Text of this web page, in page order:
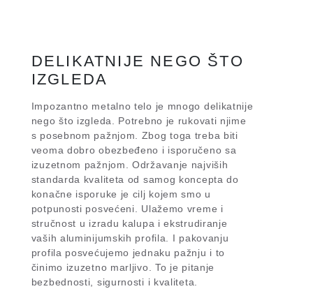
DELIKATNIJE NEGO ŠTO
IZGLEDA
Impozantno metalno telo je mnogo delikatnije
nego što izgleda. Potrebno je rukovati njime
s posebnom pažnjom. Zbog toga treba biti
veoma dobro obezbeđeno i isporučeno sa
izuzetnom pažnjom. Održavanje najviših
standarda kvaliteta od samog koncepta do
konačne isporuke je cilj kojem smo u
potpunosti posvećeni. Ulažemo vreme i
stručnost u izradu kalupa i ekstrudiranje
vaših aluminijumskih profila. I pakovanju
profila posvećujemo jednaku pažnju i to
činimo izuzetno marljivo. To je pitanje
bezbednosti, sigurnosti i kvaliteta.